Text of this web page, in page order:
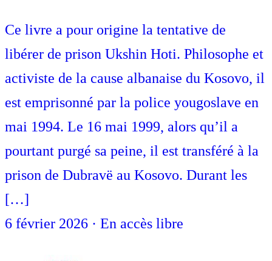
Ce livre a pour origine la tentative de
libérer de prison Ukshin Hoti. Philosophe et
activiste de la cause albanaise du Kosovo, il
est emprisonné par la police yougoslave en
mai 1994. Le 16 mai 1999, alors qu’il a
pourtant purgé sa peine, il est transféré à la
prison de Dubravë au Kosovo. Durant les
[…]
6 février 2026 · En accès libre